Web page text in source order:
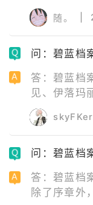
会，是个冷
行动队长，
倒性的力量
落，战斗能
入简单的陷
随。
问：碧蓝档
答：碧蓝档
见、伊落玛
了参加晄轮
计。 为了把
忍受着巨大
他学员的照
会成员兼执
会，可是其
skyFKer
问：碧蓝档
答：碧蓝档
除了序章外